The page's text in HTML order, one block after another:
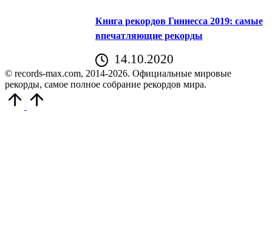
Книга рекордов Гиннесса 2019: самые
впечатляющие рекорды
14.10.2020
© records-max.com, 2014-2026. Официальные мировые
рекорды, самое полное собрание рекордов мира.